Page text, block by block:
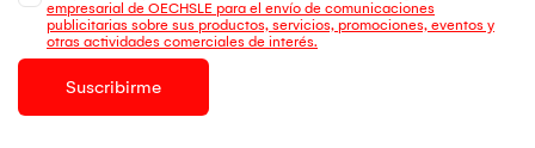
empresarial de OECHSLE para el envío de comunicaciones
publicitarias sobre sus productos, servicios, promociones, eventos y
otras actividades comerciales de interés.
Suscribirme